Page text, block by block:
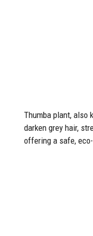
Thumba plant, also
darken grey hair,
offering a safe,